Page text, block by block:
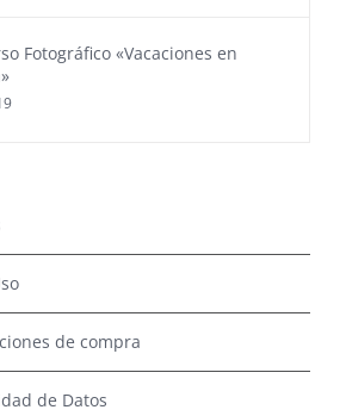
Fotográfico «Vacaciones en
de compra
de Datos